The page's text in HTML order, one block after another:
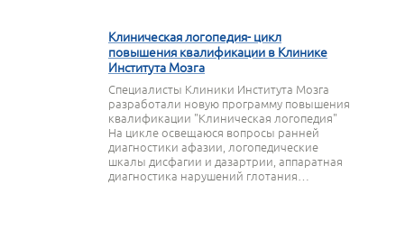
Клиническая логопедия- цикл
повышения квалификации в Клинике
Института Мозга
Специалисты Клиники Института Мозга
разработали новую программу повышения
квалификации "Клиническая логопедия"
На цикле освещаюся вопросы ранней
диагностики афазии, логопедические
шкалы дисфагии и дазартрии, аппаратная
диагностика нарушений глотания…